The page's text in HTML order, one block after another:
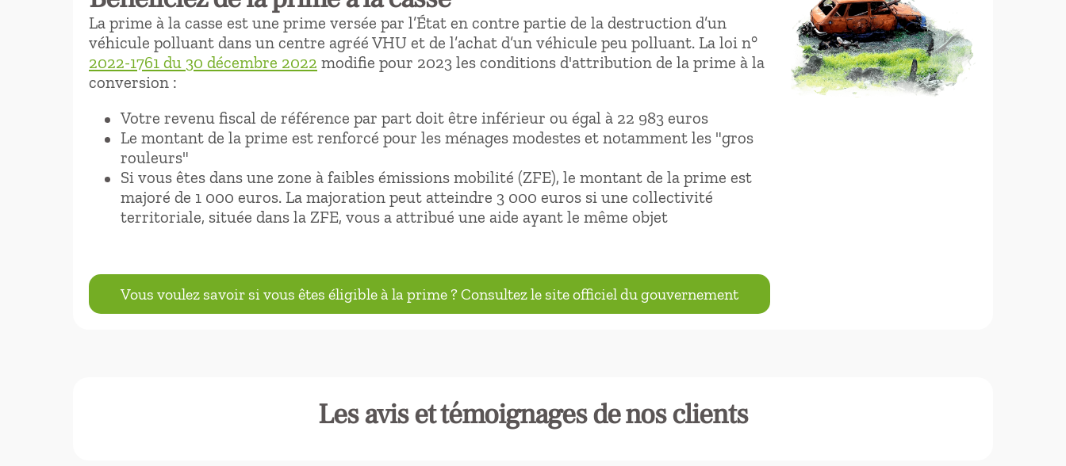
La prime à la casse est une prime versée par l’État en contre partie de la destruction d’un
véhicule polluant dans un centre agréé VHU et de l’achat d’un véhicule peu polluant. La loi n°
2022-1761 du 30 décembre 2022 modifie pour 2023 les conditions d'attribution de la prime à la
conversion :
Votre revenu fiscal de référence par part doit être inférieur ou égal à 22 983 euros
Le montant de la prime est renforcé pour les ménages modestes et notamment les "gros
rouleurs"
Si vous êtes dans une zone à faibles émissions mobilité (ZFE), le montant de la prime est
majoré de 1 000 euros. La majoration peut atteindre 3 000 euros si une collectivité
territoriale, située dans la ZFE, vous a attribué une aide ayant le même objet
Vous voulez savoir si vous êtes éligible à la prime ? Consultez le site officiel du gouvernement
Les avis et témoignages de nos clients